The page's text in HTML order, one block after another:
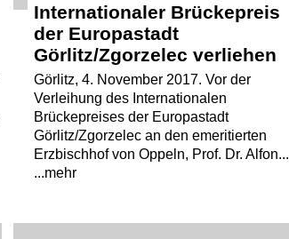
Internationaler Brückepreis
der Europastadt
Görlitz/Zgorzelec verliehen
Görlitz, 4. November 2017. Vor der
Verleihung des Internationalen
Brückepreises der Europastadt
Görlitz/Zgorzelec an den emeritierten
Erzbischhof von Oppeln, Prof. Dr. Alfon...
...mehr